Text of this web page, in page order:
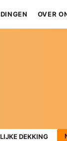
OVER
DEKKING